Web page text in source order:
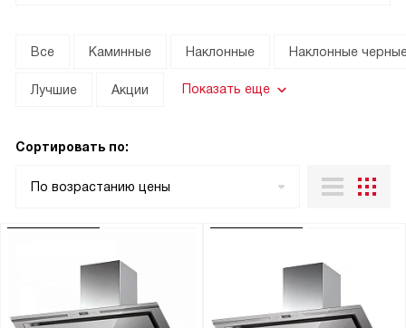
Все Каминные Наклонные Наклонные
Лучшие Акции Показать еще
Сортировать по:
По возрастанию цены